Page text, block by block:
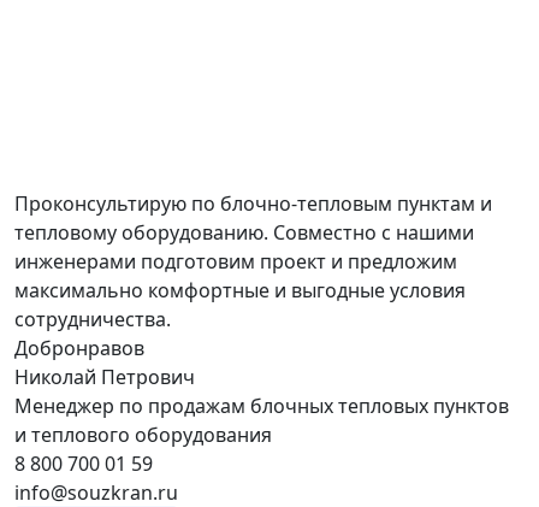
Проконсультирую по блочно-тепловым пунктам и
тепловому оборудованию. Совместно с нашими
инженерами подготовим проект и предложим
максимально комфортные и выгодные условия
сотрудничества.
Добронравов
Николай Петрович
Менеджер по продажам блочных тепловых пунктов
и теплового оборудования
8 800 700 01 59
info@souzkran.ru